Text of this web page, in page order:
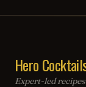
Hero
Expert-led